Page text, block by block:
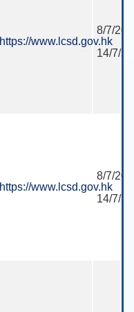
https://www.lcsd.gov.hk
8/7/
14/7/
https://www.lcsd.gov.hk
8/7/
14/7/